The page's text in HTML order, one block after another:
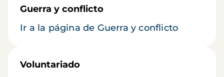
Guerra y conflicto
Ir a la página de Guerra y conflicto
Voluntariado